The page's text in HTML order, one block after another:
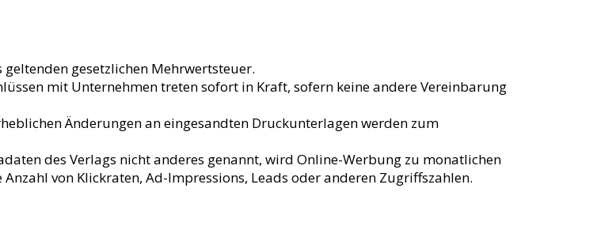
gesetzlichen Mehrwertsteuer.
mit Unternehmen treten sofort in Kraft, sofern keine andere Vereinbarung
Änderungen an eingesandten Druckunterlagen werden zum
des Verlags nicht anderes genannt, wird Online-Werbung zu monatlichen
von Klickraten, Ad-Impressions, Leads oder anderen Zugriffszahlen.